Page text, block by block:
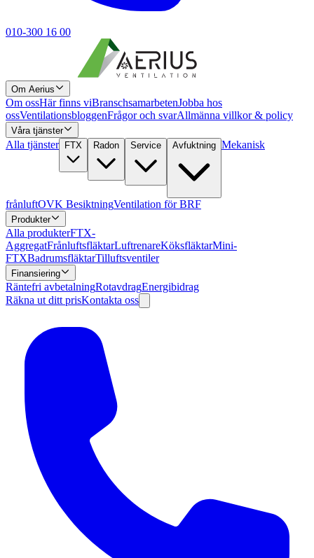
010-300 16 00
Om Aerius
Om ossHär finns viBranschsamarbetenJobba hos
ossVentilationsbloggenFrågor och svarAllmänna villkor & policy
Våra tjänster
Alla tjänster FTX Radon Service Avfuktning Mekanisk
frånluftOVK BesiktningVentilation för BRF
Produkter
Alla produkterFTX-
AggregatFrånluftsfläktarLuftrenareKöksfläktarMini-
FTXBadrumsfläktarTilluftsventiler
Finansiering
Räntefri avbetalningRotavdragEnergibidrag
Räkna ut ditt prisKontakta oss